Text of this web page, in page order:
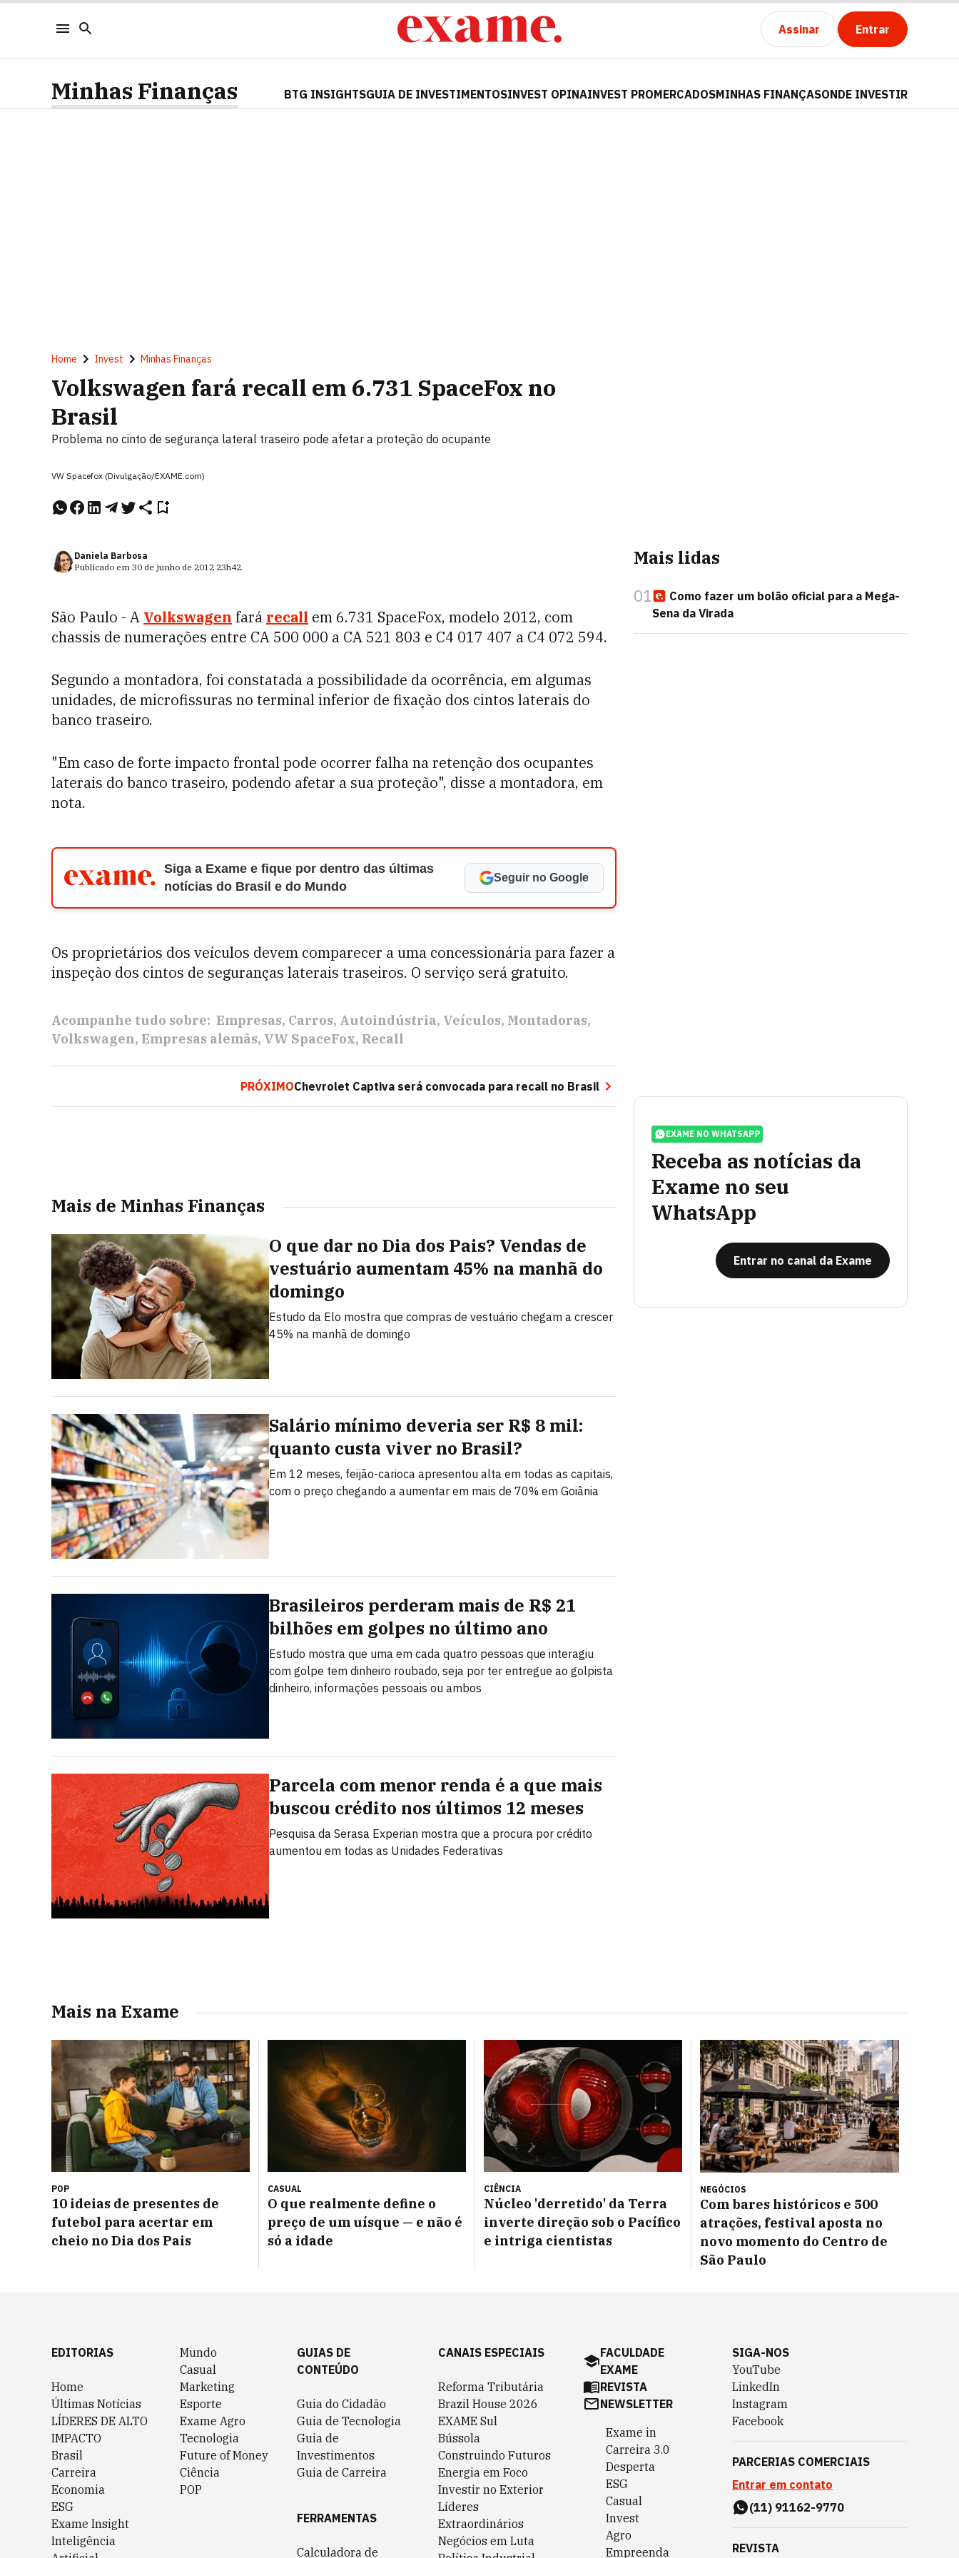
Assinar Entrar
Minhas Finanças BTG INSIGHTSGUIA DE INVESTIMENTOSINVEST OPINAINVEST PROMERCADOSMINHAS FINANÇASONDE INVESTIR
Home Invest Minhas Finanças
Volkswagen fará recall em 6.731 SpaceFox no
Brasil
Problema no cinto de segurança lateral traseiro pode afetar a proteção do ocupante
VW Spacefox (Divulgação/EXAME.com)
Daniela Barbosa
Publicado em 30 de junho de 2012 23h42.
São Paulo - A Volkswagen fará recall em 6.731 SpaceFox, modelo 2012, com
chassis de numerações entre CA 500 000 a CA 521 803 e C4 017 407 a C4 072 594.
Segundo a montadora, foi constatada a possibilidade da ocorrência, em algumas
unidades, de microfissuras no terminal inferior de fixação dos cintos laterais do
banco traseiro.
"Em caso de forte impacto frontal pode ocorrer falha na retenção dos ocupantes
laterais do banco traseiro, podendo afetar a sua proteção", disse a montadora, em
nota.
Siga a Exame e fique por dentro das últimas
notícias do Brasil e do Mundo
Seguir no Google
Os proprietários dos veículos devem comparecer a uma concessionária para fazer a
inspeção dos cintos de seguranças laterais traseiros. O serviço será gratuito.
Acompanhe tudo sobre: Empresas Carros Autoindústria Veículos Montadoras
Volkswagen Empresas alemãs VW SpaceFox Recall
PRÓXIMOChevrolet Captiva será convocada para recall no Brasil
Mais de Minhas Finanças
O que dar no Dia dos Pais? Vendas de
vestuário aumentam 45% na manhã do
domingo
Estudo da Elo mostra que compras de vestuário chegam a crescer
45% na manhã de domingo
Salário mínimo deveria ser R$ 8 mil:
quanto custa viver no Brasil?
Em 12 meses, feijão-carioca apresentou alta em todas as capitais,
com o preço chegando a aumentar em mais de 70% em Goiânia
Brasileiros perderam mais de R$ 21
bilhões em golpes no último ano
Estudo mostra que uma em cada quatro pessoas que interagiu
com golpe tem dinheiro roubado, seja por ter entregue ao golpista
dinheiro, informações pessoais ou ambos
Parcela com menor renda é a que mais
buscou crédito nos últimos 12 meses
Pesquisa da Serasa Experian mostra que a procura por crédito
aumentou em todas as Unidades Federativas
Mais lidas
01
Como fazer um bolão oficial para a Mega-
Sena da Virada
EXAME NO WHATSAPP
Receba as notícias da
Exame no seu
WhatsApp
Entrar no canal da Exame
Mais na Exame
POP
10 ideias de presentes de
futebol para acertar em
cheio no Dia dos Pais
CASUAL
O que realmente define o
preço de um uísque — e não é
só a idade
CIÊNCIA
Núcleo 'derretido' da Terra
inverte direção sob o Pacífico
e intriga cientistas
NEGÓCIOS
Com bares históricos e 500
atrações, festival aposta no
novo momento do Centro de
São Paulo
EDITORIAS
Home
Últimas Notícias
LÍDERES DE ALTO
IMPACTO
Brasil
Carreira
Economia
ESG
Exame Insight
Inteligência
Mundo
Casual
Marketing
Esporte
Exame Agro
Tecnologia
Future of Money
Ciência
POP
GUIAS DE
CONTEÚDO
Guia do Cidadão
Guia de Tecnologia
Guia de
Investimentos
Guia de Carreira
FERRAMENTAS
Calculadora de
CANAIS ESPECIAIS
Reforma Tributária
Brazil House 2026
EXAME Sul
Bússola
Construindo Futuros
Energia em Foco
Investir no Exterior
Líderes
Extraordinários
Negócios em Luta
FACULDADE
EXAME
REVISTA
NEWSLETTER
Exame in
Carreira 3.0
Desperta
ESG
Casual
Invest
Agro
Empreenda
SIGA-NOS
YouTube
LinkedIn
Instagram
Facebook
PARCERIAS COMERCIAIS
Entrar em contato
(11) 91162-9770
REVISTA